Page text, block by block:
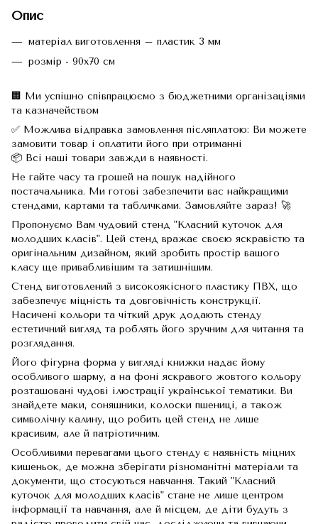
Опис
матеріал виготовлення – пластик 3 мм
розмір - 90х70 см
🏢 Ми успішно співпрацюємо з бюджетними організаціями
та казначейством
✅ Можлива відправка замовлення післяплатою: Ви можете
замовити товар і оплатити його при отриманні
📦 Всі наші товари завжди в наявності.
Не гайте часу та грошей на пошук надійного
постачальника. Ми готові забезпечити вас найкращими
стендами, картами та табличками. Замовляйте зараз! 🚀
Пропонуємо Вам чудовий стенд "Класний куточок для
молодших класів". Цей стенд вражає своєю яскравістю та
оригінальним дизайном, який зробить простір вашого
класу ще привабливішим та затишнішим.
Стенд виготовлений з високоякісного пластику ПВХ, що
забезпечує міцність та довговічність конструкції.
Насичені кольори та чіткий друк додають стенду
естетичний вигляд та роблять його зручним для читання та
розглядання.
Його фігурна форма у вигляді книжки надає йому
особливого шарму, а на фоні яскравого жовтого кольору
розташовані чудові ілюстрації української тематики. Ви
знайдете маки, соняшники, колоски пшениці, а також
символічну калину, що робить цей стенд не лише
красивим, але й патріотичним.
Особливими перевагами цього стенду є наявність міцних
кишеньок, де можна зберігати різноманітні матеріали та
документи, що стосуються навчання. Такий "Класний
куточок для молодших класів" стане не лише центром
інформації та навчання, але й місцем, де діти будуть з